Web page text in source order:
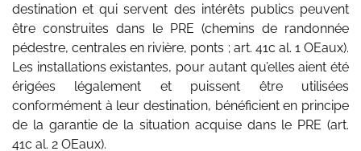
destination et qui servent des intérêts publics peuvent
être construites dans le PRE (chemins de randonnée
pédestre, centrales en rivière, ponts ; art. 41c al. 1 OEaux).
Les installations existantes, pour autant qu’elles aient été
érigées légalement et puissent être utilisées
conformément à leur destination, bénéficient en principe
de la garantie de la situation acquise dans le PRE (art.
41c al. 2 OEaux).